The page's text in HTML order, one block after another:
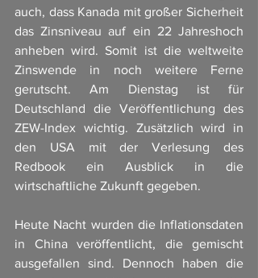
auch, dass Kanada mit großer Sicherheit
das Zinsniveau auf ein 22 Jahreshoch
anheben wird. Somit ist die weltweite
Zinswende in noch weitere Ferne
gerutscht. Am Dienstag ist für
Deutschland die Veröffentlichung des
ZEW-Index wichtig. Zusätzlich wird in
den USA mit der Verlesung des
Redbook ein Ausblick in die
wirtschaftliche Zukunft gegeben.
Heute Nacht wurden die Inflationsdaten
in China veröffentlicht, die gemischt
ausgefallen sind. Dennoch haben die